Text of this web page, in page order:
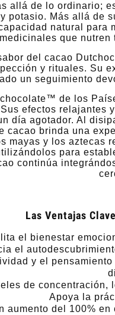
allá de lo ordinario;
potasio. Más allá de
natural para
medicinales que nutren
del cacao
y rituales. Su
un seguimiento
de los
efectos relajantes
día agotador. Al
cacao brinda una
mayas y los aztecas
para
continúa
Las Ventajas
el bienestar
el
y el
de concentración,
Apoya la
aumento del 100%